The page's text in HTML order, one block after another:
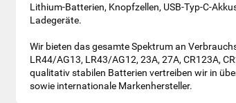
Lithium-Batterien, Knopfzellen, USB-Typ-C-
Ladegeräte.
Wir bieten das gesamte Spektrum an
LR44/AG13, LR43/AG12, 23A, 27A, CR123A,
qualitativ stabilen Batterien vertreiben wir in
sowie internationale Markenhersteller.